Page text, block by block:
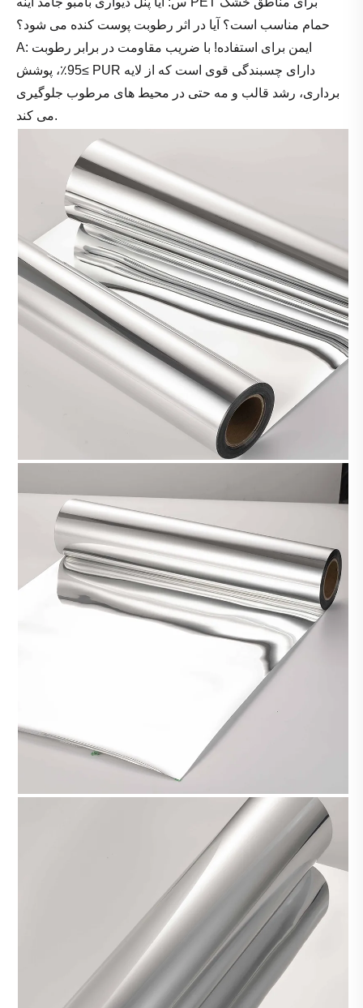
حمام مناسب است؟ آیا در اثر رطوبت پوست کنده می شود؟
A: ایمن برای استفاده! با ضریب مقاومت در برابر رطوبت
≥95٪، پوشش PUR دارای چسبندگی قوی است که از لایه
برداری، رشد قالب و مه حتی در محیط های مرطوب جلوگیری
می کند.